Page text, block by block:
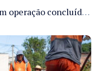
Cemitérios de Manaus têm operação concluída e estrutura pronta para receber famílias no Dia dos Pais